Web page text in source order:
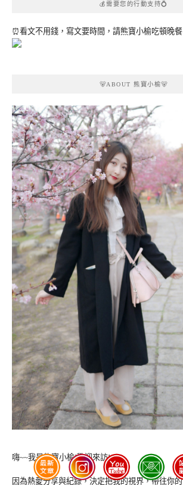
💰需要您的行動支持💍
⏰看文不用錢，寫文要時間，請熊寶小榆吃頓晚餐
🐻ABOUT 熊寶小榆🐻
嗨~~我是熊寶小榆!歡迎來訪!
因為熱愛分享與紀錄，決定把我的視界，帶往你